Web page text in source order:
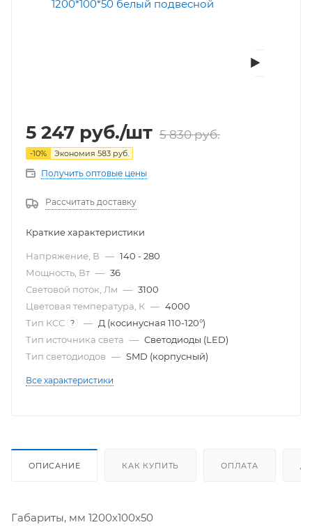
5 247 руб./шт 5 830руб.
-10% Экономия 583 руб.
Получить оптовые цены
Рассчитать доставку
Краткие характеристики
Напряжение, В — 140 - 280
Мощность, Вт — 36
Световой поток, Лм — 3100
Цветовая температура, К — 4000
Тип КСС ? — Д (косинусная 110-120°)
Тип источника света — Светодиоды (LED)
Тип светодиодов — SMD (корпусный)
Все характеристики
ОПИСАНИЕ КАК КУПИТЬ ОПЛАТА
Габариты, мм 1200х100х50